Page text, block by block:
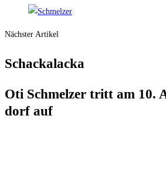
Nächster Artikel
Schack­al­a­cka
Oti Schmel­zer tritt am 10.
dorf auf